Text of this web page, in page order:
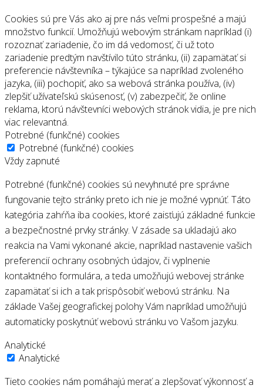
Cookies sú pre Vás ako aj pre nás veľmi prospešné a majú
množstvo funkcií. Umožňujú webovým stránkam napríklad (i)
rozoznať zariadenie, čo im dá vedomosť, či už toto
zariadenie predtým navštívilo túto stránku, (ii) zapamätať si
preferencie návštevníka – týkajúce sa napríklad zvoleného
jazyka, (iii) pochopiť, ako sa webová stránka používa, (iv)
zlepšiť užívateľskú skúsenosť, (v) zabezpečiť, že online
reklama, ktorú návštevníci webových stránok vidia, je pre nich
viac relevantná.
Potrebné (funkčné) cookies
Potrebné (funkčné) cookies
Vždy zapnuté
Potrebné (funkčné) cookies sú nevyhnuté pre správne
fungovanie tejto stránky preto ich nie je možné vypnúť. Táto
kategória zahŕňa iba cookies, ktoré zaisťujú základné funkcie
a bezpečnostné prvky stránky. V zásade sa ukladajú ako
reakcia na Vami vykonané akcie, napríklad nastavenie vašich
preferencií ochrany osobných údajov, či vyplnenie
kontaktného formulára, a teda umožňujú webovej stránke
zapamätať si ich a tak prispôsobiť webovú stránku. Na
základe Vašej geografickej polohy Vám napríklad umožňujú
automaticky poskytnúť webovú stránku vo Vašom jazyku.
Analytické
Analytické
Tieto cookies nám pomáhajú merať a zlepšovať výkonnosť a